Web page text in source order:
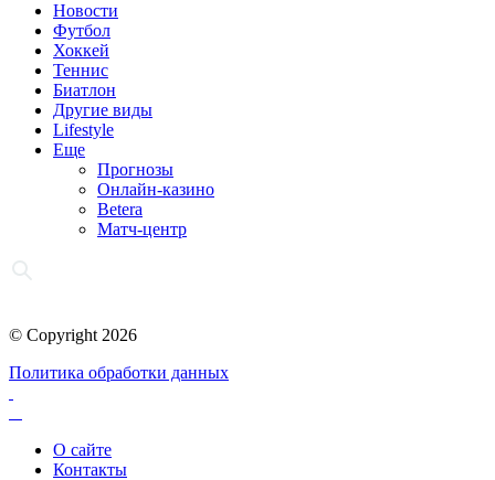
Новости
Футбол
Хоккей
Теннис
Биатлон
Другие виды
Lifestyle
Еще
Прогнозы
Онлайн-казино
Betera
Матч-центр
© Copyright 2026
Политика обработки данных
О сайте
Контакты